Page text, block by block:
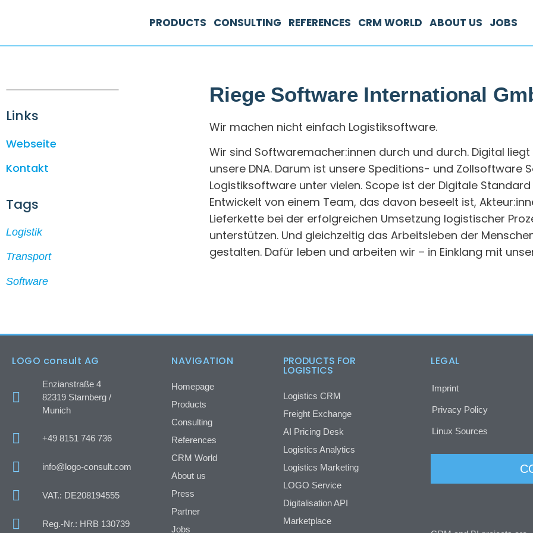
PRODUCTS CONSULTING REFERENCES CRM WORLD ABOUT US JOBS
Links
Webseite
Kontakt
Tags
Logistik
Transport
Software
Riege Software International
Wir machen nicht einfach Logistiksoftware.
Wir sind Softwaremacher:innen durch und durch. Digital liegt
unsere DNA. Darum ist unsere Speditions- und Zollsoftware
Logistiksoftware unter vielen. Scope ist der Digitale
Entwickelt von einem Team, das davon beseelt ist,
Lieferkette bei der erfolgreichen Umsetzung logistischer
unterstützen. Und gleichzeitig das Arbeitsleben der
gestalten. Dafür leben und arbeiten wir – in Einklang mit
LOGO consult AG
Enzianstraße 4
82319 Starnberg /
Munich
+49 8151 746 736
info@logo-consult.com
VAT.: DE208194555
Reg.-Nr.: HRB 130739
NAVIGATION
Homepage
Products
Consulting
References
CRM World
About us
Press
Partner
Jobs
PRODUCTS FOR
LOGISTICS
Logistics CRM
Freight Exchange
AI Pricing Desk
Logistics Analytics
Logistics Marketing
LOGO Service
Digitalisation API
Marketplace
LEGAL
Imprint
Privacy Policy
Linux Sources